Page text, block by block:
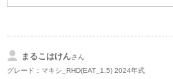
まるこはけんさん
グレード：マキシ_RHD(EAT_1.5) 2024年式